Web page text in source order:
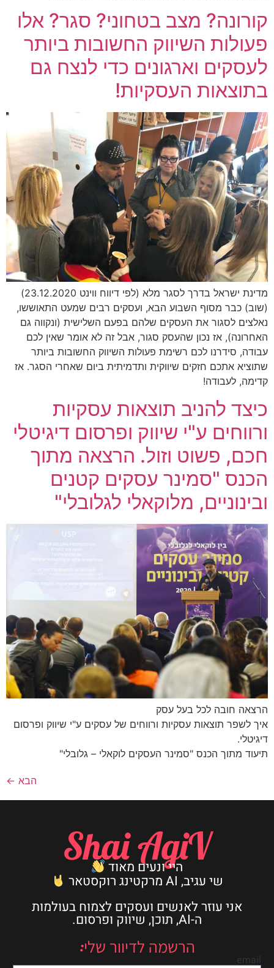
קורונה? מצב בטחוני? סגר? אלו
פעולות השיווק החשובות ביותר
לעסקים וארגונים כדי לנצח גם
בתוצאות העסקיות!
מדינת ישראל בדרך לסגר מלא (לפי דיווח ווינט 23.12.2020)
(שוב) כבר מסוף השבוע הבא, ועסקים רבים שמעט התאוששו,
נאלצים לסגור את העסקים שלהם בפעם השלישית (ונקווה גם
האחרונה), אז נכון שהעסק סגור, אבל זה לא אומר שאין לכם
עבודה, סידרנו לכם רשימת פעולות השיווק החשובות ביותר
שתוציא אתכם חזקים שיווקית ותדמיתית ביום שאחרי הסגר. אז
קדימה, לעבודה!
כיצד להניב תוצאות עסקיות
ורווחים ע"י שיווק ופרסום דיגיטלי
חכם, פשוט וזול. הרצאה מתוך
הכנס "סמינר עסקים קטנים
ובינוניים, מלוקאלי לגלובלי"
הרצאה חובה לכל בעל עסק
איך לשפר תוצאות עסקיות ורווחים של עסקים ע"י שיווק ופרסום
דיגיטלי.
תיעוד מתוך הכנס "סמינר העסקים לוקאלי – גלובלי"​
הבא ←
Shai AgiV
היי ונעים מאוד
שי עגיב, AI מרקטינג רוקסטאר
אני עוזר לאנשים ועסקים לצמוח בעולמות
ה-AI, תוכן, שיווק ופרסום.
הרשמה לדיוור שלי:
email